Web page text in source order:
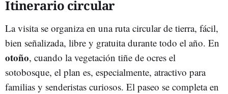
Itinerario circular
La visita se organiza en una ruta circular de tierra, fácil,
bien señalizada, libre y gratuita durante todo el año. En
otoño, cuando la vegetación tiñe de ocres el
sotobosque, el plan es, especialmente, atractivo para
familias y senderistas curiosos. El paseo se completa en